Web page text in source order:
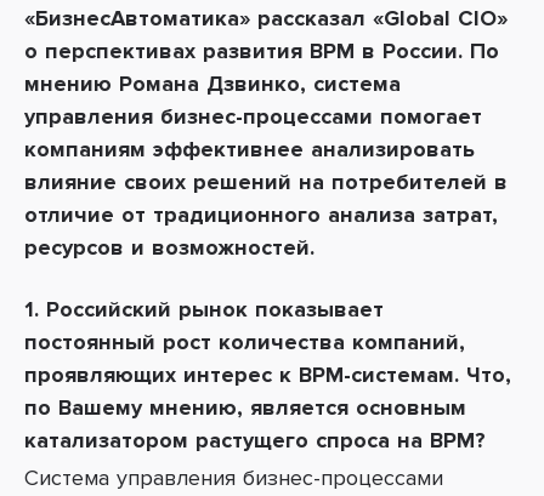
«БизнесАвтоматика» рассказал «Global CIO»
о перспективах развития BPM в России. По
мнению Романа Дзвинко, система
управления бизнес-процессами помогает
компаниям эффективнее анализировать
влияние своих решений на потребителей в
отличие от традиционного анализа затрат,
ресурсов и возможностей.
1. Российский рынок показывает
постоянный рост количества компаний,
проявляющих интерес к BPM-системам. Что,
по Вашему мнению, является основным
катализатором растущего спроса на BPM?
Система управления бизнес-процессами